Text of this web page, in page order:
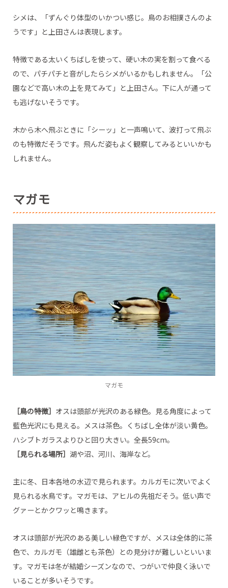
シメは、「ずんぐり体型のいかつい感じ。鳥のお相撲さんのよ
うです」と上田さんは表現します。
特徴である太いくちばしを使って、硬い木の実を割って食べる
ので、パチパチと音がしたらシメがいるかもしれません。「公
園などで高い木の上を見てみて」と上田さん。下に人が通って
も逃げないそうです。
木から木へ飛ぶときに「シーッ」と一声鳴いて、波打って飛ぶ
のも特徴だそうです。飛んだ姿もよく観察してみるといいかも
しれません。
マガモ
マガモ
［鳥の特徴］ オスは頭部が光沢のある緑色。見る角度によって
藍色光沢にも見える。メスは茶色。くちばし全体が淡い黄色。
ハシブトガラスよりひと回り大きい。全長59cm。
［見られる場所］ 湖や沼、河川、海岸など。
主に冬、日本各地の水辺で見られます。カルガモに次いでよく
見られる水鳥です。マガモは、アヒルの先祖だそう。低い声で
グァーとかクワッと鳴きます。
オスは頭部が光沢のある美しい緑色ですが、メスは全体的に茶
色で、カルガモ（雄雌とも茶色）との見分けが難しいといいま
す。マガモは冬が結婚シーズンなので、つがいで仲良く泳いで
いることが多いそうです。